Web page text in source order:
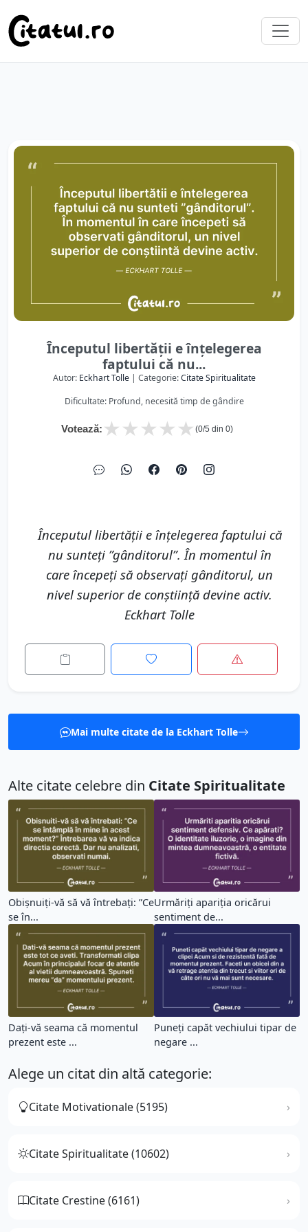
Începutul libertății e înțelegerea
faptului că nu...
Autor: Eckhart Tolle| Categorie:Citate Spiritualitate
Dificultate: Profund, necesită timp de gândire
Votează: ★
★
★
★
★ (0/5 din 0)
Începutul libertății e înțelegerea faptului că
nu sunteți ”gânditorul”. În momentul în
care începeți să observați gânditorul, un
nivel superior de conștiință devine activ.
Eckhart Tolle
Mai multe citate de la Eckhart Tolle
Alte citate celebre din Citate Spiritualitate
Obișnuiți-vă să vă întrebați: ”Ce
se în...
Urmăriți apariția oricărui
sentiment de...
Dați-vă seama că momentul
prezent este ...
Puneți capăt vechiului tipar de
negare ...
Alege un citat din altă categorie:
Citate Motivationale (5195)
Citate Spiritualitate (10602)
Citate Crestine (6161)